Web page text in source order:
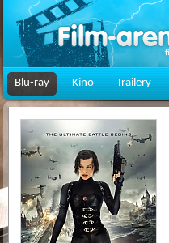
Blu-ray Kino Trailery